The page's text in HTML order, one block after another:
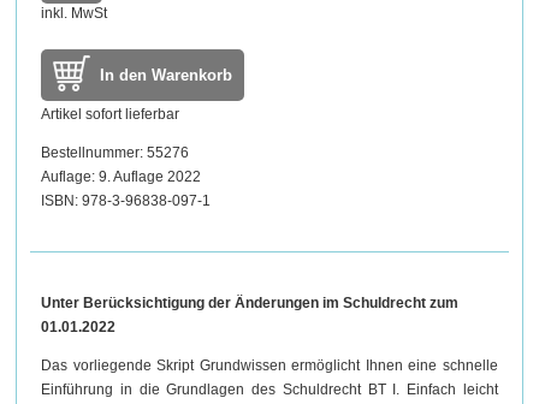
inkl. MwSt
In den Warenkorb
Artikel sofort lieferbar
Bestellnummer: 55276
Auflage: 9. Auflage 2022
ISBN: 978-3-96838-097-1
Unter Berücksichtigung der Änderungen im Schuldrecht zum
01.01.2022
Das vorliegende Skript Grundwissen ermöglicht Ihnen eine schnelle
Einführung in die Grundlagen des Schuldrecht BT I. Einfach leicht